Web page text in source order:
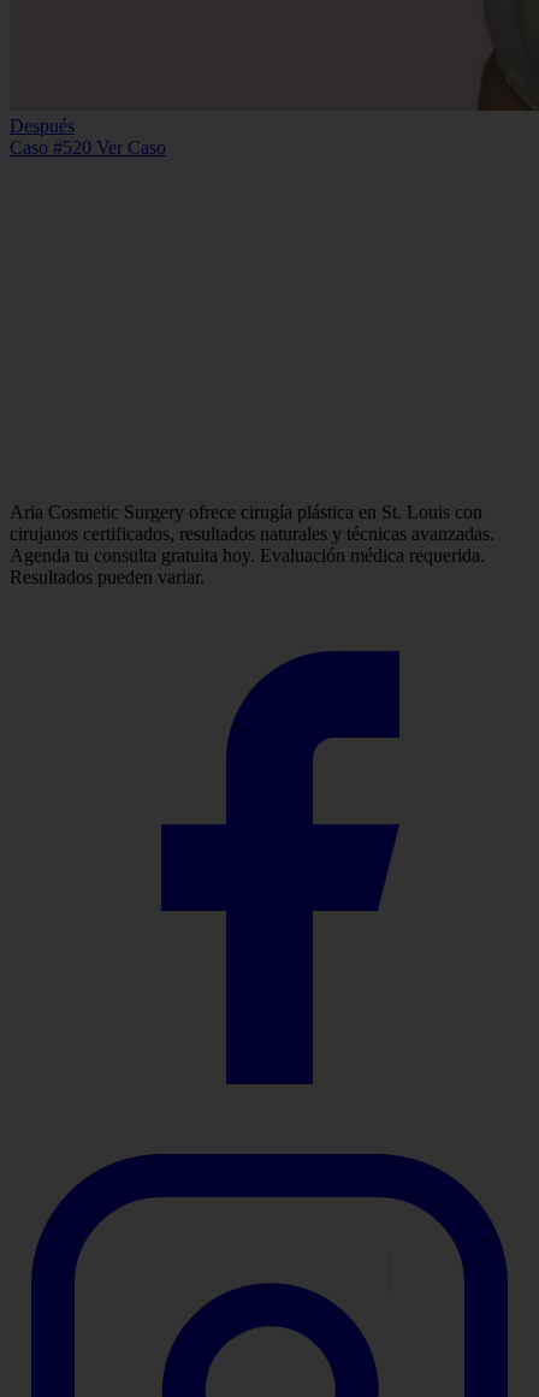
Después
Caso #520 Ver Caso
Aria Cosmetic Surgery ofrece cirugía plástica en St. Louis con
cirujanos certificados, resultados naturales y técnicas avanzadas.
Agenda tu consulta gratuita hoy. Evaluación médica requerida.
Resultados pueden variar.